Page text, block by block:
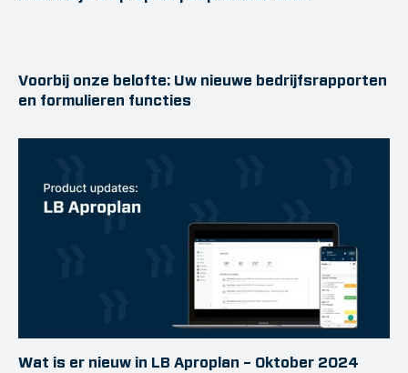
Voorbij onze belofte: Uw nieuwe bedrijfsrapporten
en formulieren functies
Wat is er nieuw in LB Aproplan – Oktober 2024